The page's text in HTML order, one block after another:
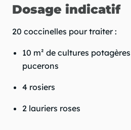
Dosage indicatif
20 coccinelles pour traiter :
10 m² de cultures
pucerons
4 rosiers
2 lauriers roses